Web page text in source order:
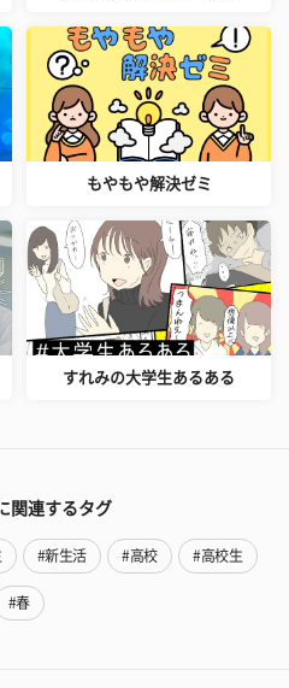
もやもや解決ゼミ
すれみの大学生あるある
関連するタグ
#新生活 #高校 #高校生
#春